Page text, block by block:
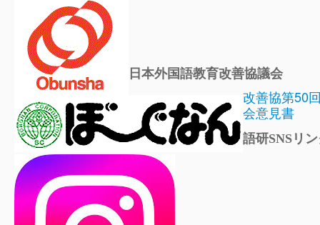
日本外国語教育改善協議会
改善協第50
会意見書
語研SNSリ